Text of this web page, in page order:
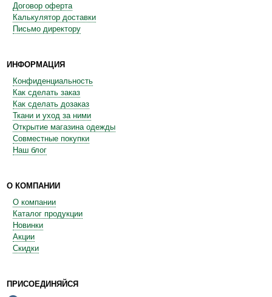
Договор оферта
Калькулятор доставки
Письмо директору
ИНФОРМАЦИЯ
Конфиденциальность
Как сделать заказ
Как сделать дозаказ
Ткани и уход за ними
Открытие магазина одежды
Совместные покупки
Наш блог
О КОМПАНИИ
О компании
Каталог продукции
Новинки
Акции
Скидки
ПРИСОЕДИНЯЙСЯ